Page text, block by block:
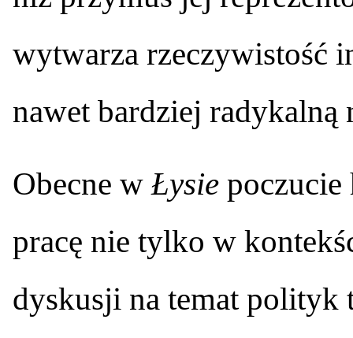
wytwarza rzeczywistość
nawet bardziej
Obecne wŁysie poczucie
pracę nie tylko w
dyskusji na temat polityk